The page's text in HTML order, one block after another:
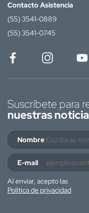
Contacto Asistencia
(55) 3541-0889
(55) 3541-0745
Suscríbete para
nuestras
Nombre
E-mail
Al enviar, acepto las
Política de privacidad